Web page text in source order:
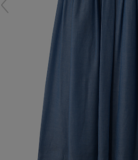
【Tシャツ】デイリーに活躍
【日傘】完全遮光・軽量傘
【サンダル】ビーサンの季節！
【リネン】涼しい夏素材
【CFCL】注目のPOP-UP
アイテム一覧
CATEGORY
すべてのウェア
シューズ
ご利用ガイド
カスタマーサポート
エル・ショップについて
お知らせ